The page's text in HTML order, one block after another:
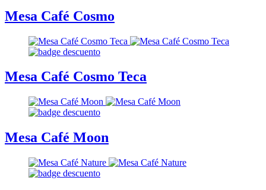
Mesa Café Cosmo
Mesa Café Cosmo Teca
Mesa Café Moon